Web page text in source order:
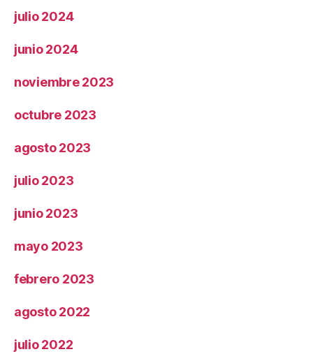
julio 2024
junio 2024
noviembre 2023
octubre 2023
agosto 2023
julio 2023
junio 2023
mayo 2023
febrero 2023
agosto 2022
julio 2022